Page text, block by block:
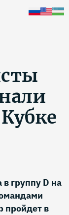
группу D на
пройдет в